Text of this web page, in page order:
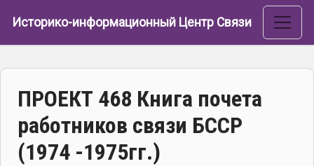
Историко-информационный Центр Связи
ПРОЕКТ 468 Книга почета
работников связи БССР
(1974 -1975гг.)